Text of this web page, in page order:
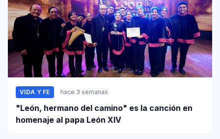
VIDA Y FE hace 3 semanas
"León, hermano del camino" es la canción en
homenaje al papa León XIV